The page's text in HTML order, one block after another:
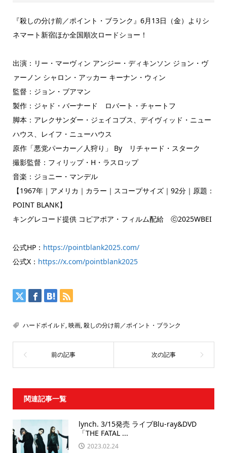
『殺しの分け前／ポイント・ブランク』6月13日（金）よりシ
ネマート新宿ほか全国順次ロードショー！
出演：リー・マーヴィン アンジー・ディキンソン ジョン・ヴ
ァーノン シャロン・アッカー キーナン・ウィン
監督：ジョン・ブアマン
製作：ジャド・バーナード ロバート・チャートフ
脚本：アレクサンダー・ジェイコブス、デイヴィッド・ニュー
ハウス、レイフ・ニューハウス
原作「悪党パーカー／人狩り」 By リチャード・スターク
撮影監督：フィリップ・H・ラスロップ
音楽：ジョニー・マンデル
【1967年｜アメリカ｜カラー｜スコープサイズ｜92分｜原題：
POINT BLANK】
キングレコード提供 コピアポア・フィルム配給 ⓒ2025WBEI
公式HP： https://pointblank2025.com/
公式X： https://x.com/pointblank2025
ハードボイルド,映画,殺しの分け前／ポイント・ブランク
関連記事一覧
lynch. 3/15発売 ライブBlu-ray&DVD
「THE FATAL ...
2023.02.24